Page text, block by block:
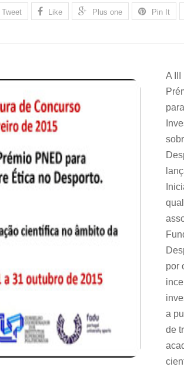
Tweet Like Plus one Pin It
A III
para
por
a
de